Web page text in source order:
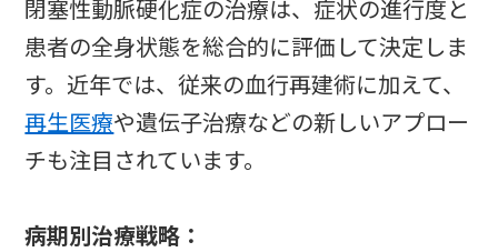
閉塞性動脈硬化症の治療は、症状の進行度と
患者の全身状態を総合的に評価して決定しま
す。近年では、従来の血行再建術に加えて、
再生医療や遺伝子治療などの新しいアプロー
チも注目されています。
病期別治療戦略：